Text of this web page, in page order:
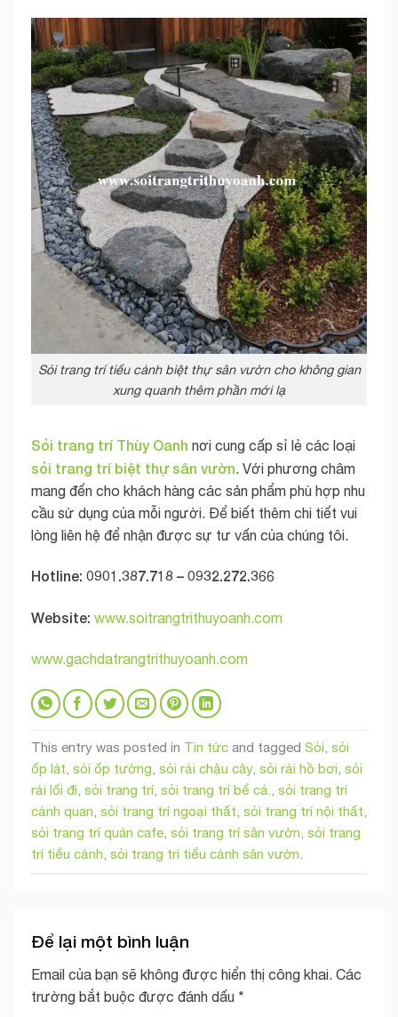
Sỏi trang trí tiểu cảnh biệt thự sân vườn cho không gian
xung quanh thêm phần mới lạ
Sỏi trang trí Thùy Oanh nơi cung cấp sỉ lẻ các loại
sỏi trang trí biệt thự sân vườn . Với phương châm
mang đến cho khách hàng các sản phẩm phù hợp nhu
cầu sử dụng của mỗi người. Để biết thêm chi tiết vui
lòng liên hệ để nhận được sự tư vấn của chúng tôi.
Hotline: 0901.387.718 – 0932.272.366
Website: www.soitrangtrithuyoanh.com
www.gachdatrangtrithuyoanh.com
This entry was posted in Tin tức and tagged Sỏi, sỏi
ốp lát, sỏi ốp tường, sỏi rải chậu cây, sỏi rải hồ bơi, sỏi
rải lối đi, sỏi trang trí, sỏi trang trí bể cá., sỏi trang trí
cảnh quan, sỏi trang trí ngoại thất, sỏi trang trí nội thất,
sỏi trang trí quán cafe, sỏi trang trí sân vườn, sỏi trang
trí tiểu cảnh, sỏi trang trí tiểu cảnh sân vườn.
Để lại một bình luận
Email của bạn sẽ không được hiển thị công khai. Các
trường bắt buộc được đánh dấu *